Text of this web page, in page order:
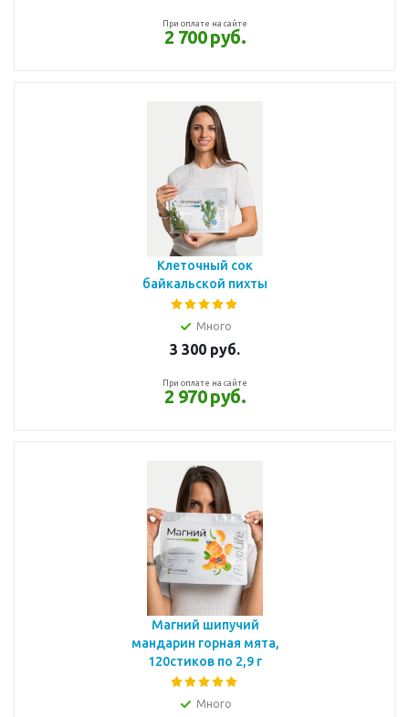
При оплате на сайте
2 700 руб.
Клеточный сок
байкальской пихты
Много
3 300 руб.
При оплате на сайте
2 970 руб.
Магний шипучий
мандарин горная мята,
120стиков по 2,9 г
Много